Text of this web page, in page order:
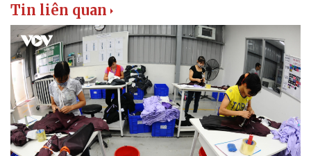
Tin liên quan